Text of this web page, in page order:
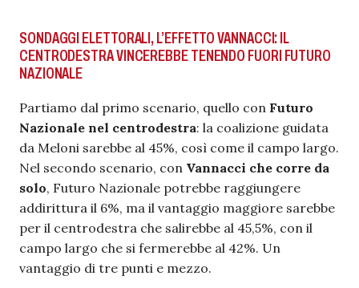
SONDAGGI ELETTORALI, L’EFFETTO VANNACCI: IL
CENTRODESTRA VINCEREBBE TENENDO FUORI FUTURO
NAZIONALE
Partiamo dal primo scenario, quello con Futuro
Nazionale nel centrodestra: la coalizione guidata
da Meloni sarebbe al 45%, così come il campo largo.
Nel secondo scenario, con Vannacci che corre da
solo, Futuro Nazionale potrebbe raggiungere
addirittura il 6%, ma il vantaggio maggiore sarebbe
per il centrodestra che salirebbe al 45,5%, con il
campo largo che si fermerebbe al 42%. Un
vantaggio di tre punti e mezzo.